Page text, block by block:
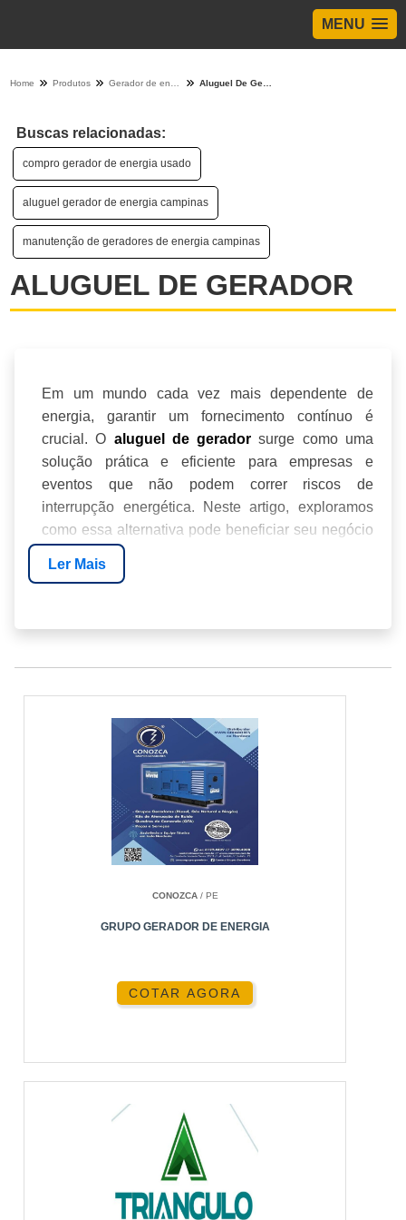
MENU
Home Produtos
Buscas relacionadas:
compro gerador de energia usado
aluguel gerador de energia campinas
manutenção de geradores de energia campinas
ALUGUEL DE GERADOR
Em um mundo cada vez mais dependente de
energia, garantir um fornecimento contínuo é
crucial. O aluguel de gerador surge como uma
solução prática e eficiente para empresas e
eventos que não podem correr riscos de
interrupção energética. Neste artigo, exploramos
como essa alternativa pode beneficiar seu negócio
ou ocasião especial, destacando a expertise da
Energia24Horas no mercado.
CUSTOS E EFICIÊNCIA
CASOS DE SUCESSO
POR QUE ESCOLHER A ENERGIA24HORAS?
CONCLUSÃO
BENEFÍCIOS DO ALUGUEL DE
Optar pelo aluguel de geradores oferece várias
a energia é essencial.
FLEXIBILIDADE E
ADAPTABILIDADE
Ler Mais
CONOZCA/ PE
GRUPO GERADOR DE ENERGIA
COTAR AGORA